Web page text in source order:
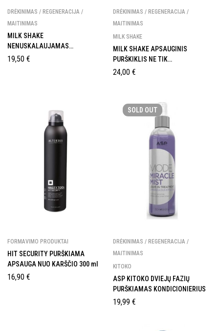
DRĖKINIMAS / REGENERACIJA /
MAITINIMAS
MILK SHAKE
NENUSKALAUJAMAS
KONDICIONIERIUS VISŲ TIPŲ
19,50 €
DRĖKINIMAS / REGENERACIJA /
MAITINIMAS
MILK SHAKE
MILK SHAKE APSAUGINIS
PURŠKIKLIS NE TIK
GARBANOTIEMS PLAUKAMS
24,00 €
FORMAVIMO PRODUKTAI
HIT SECURITY PURŠKIAMA
APSAUGA NUO KARŠČIO 300 ml
16,90 €
SOLD OUT
DRĖKINIMAS / REGENERACIJA /
MAITINIMAS
KITOKO
ASP KITOKO DVIEJŲ FAZIŲ
PURŠKIAMAS KONDICIONIERIUS
19,99 €